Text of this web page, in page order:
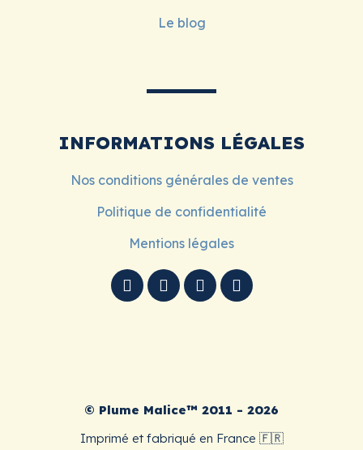
Le blog
INFORMATIONS LÉGALES
Nos conditions générales de ventes
Politique de confidentialité
Mentions légales
© Plume Malice™ 2011 - 2026
Imprimé et fabriqué en France 🇫🇷